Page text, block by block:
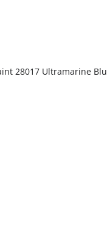
28017 Ultramarine